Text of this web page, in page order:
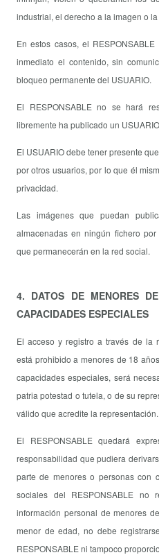
industrial, el derecho a la imagen o la
En estos casos, el
inmediato el contenido, sin
bloqueo permanente del USUARIO.
El RESPONSABLE no se hará
libremente ha publicado un
El USUARIO debe tener presente
por otros usuarios, por lo que él
privacidad.
Las imágenes que puedan
almacenadas en ningún fichero
que permanecerán en la red social.
4. DATOS DE MENORES
CAPACIDADES ESPECIALES
El acceso y registro a través de la
está prohibido a menores de 18
capacidades especiales, será
patria potestad o tutela, o de su
válido que acredite la representación.
El RESPONSABLE quedará
responsabilidad que pudiera
parte de menores o personas con
sociales del RESPONSABLE no
información personal de menores
menor de edad, no debe
RESPONSABLE ni tampoco